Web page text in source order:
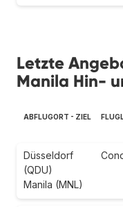
Letzte
Manila Hin-
ABFLUGORT - ZIEL
Düsseldorf
(QDU)
Manila (MNL)